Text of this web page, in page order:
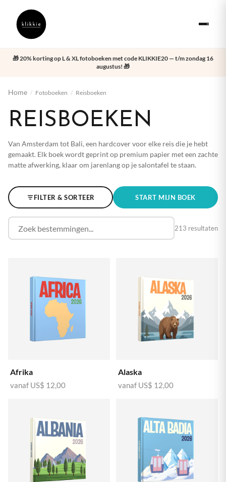
🎁 20% korting op L & XL fotoboeken met code KLIKKIE20 — t/m zondag 16
augustus! 🎁
Home / Fotoboeken / Reisboeken
REISBOEKEN
Van Amsterdam tot Bali, een hardcover voor elke reis die je hebt
gemaakt. Elk boek wordt geprint op premium papier met een zachte
matte afwerking, klaar om jarenlang op je salontafel te staan.
FILTER & SORTEER START MIJN BOEK
213 resultaten
Afrika
vanaf US$ 12,00
Alaska
vanaf US$ 12,00